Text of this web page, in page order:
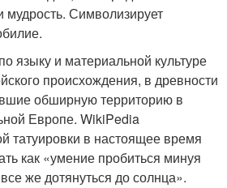
мудрость. Символизирует
языку и материальной культуре
происхождения, в древности
обширную территорию в
Европе. WikiPedia
татуировки в настоящее время
как «умение пробиться минуя
же дотянуться до солнца».